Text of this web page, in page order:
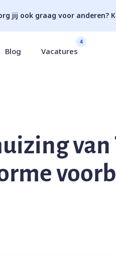
jij ook graag voor anderen?
Blog Vacatures
4